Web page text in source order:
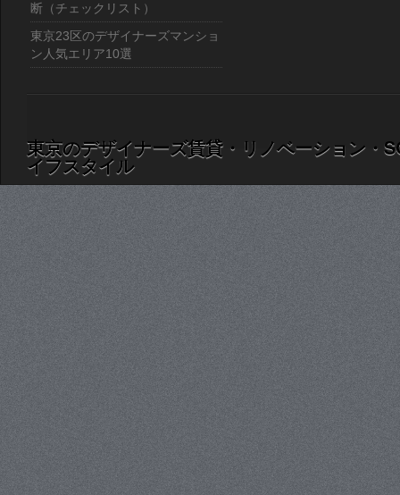
断（チェックリスト）
東京23区のデザイナーズマンショ
ン人気エリア10選
東京のデザイナーズ賃貸・リノベーション・
イフスタイル